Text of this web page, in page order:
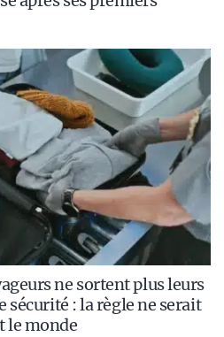
ne sortent plus leurs
sécurité : la règle ne serait
le monde